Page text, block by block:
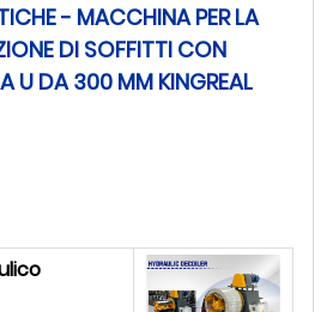
- MACCHINA PER LA
DI SOFFITTI CON
U DA 300 MM KINGREAL